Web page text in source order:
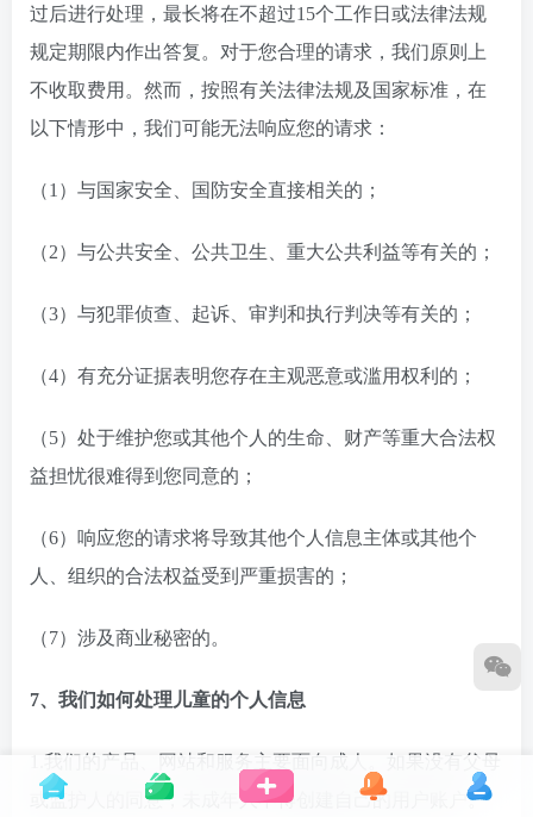
过后进行处理，最长将在不超过15个工作日或法律法规
规定期限内作出答复。对于您合理的请求，我们原则上
不收取费用。然而，按照有关法律法规及国家标准，在
以下情形中，我们可能无法响应您的请求：
（1）与国家安全、国防安全直接相关的；
（2）与公共安全、公共卫生、重大公共利益等有关的；
（3）与犯罪侦查、起诉、审判和执行判决等有关的；
（4）有充分证据表明您存在主观恶意或滥用权利的；
（5）处于维护您或其他个人的生命、财产等重大合法权
益担忧很难得到您同意的；
（6）响应您的请求将导致其他个人信息主体或其他个
人、组织的合法权益受到严重损害的；
（7）涉及商业秘密的。
7、我们如何处理儿童的个人信息
1.我们的产品、网站和服务主要面向成人。如果没有父母
或监护人的同意，未成年人不得创建自己的用户账户。